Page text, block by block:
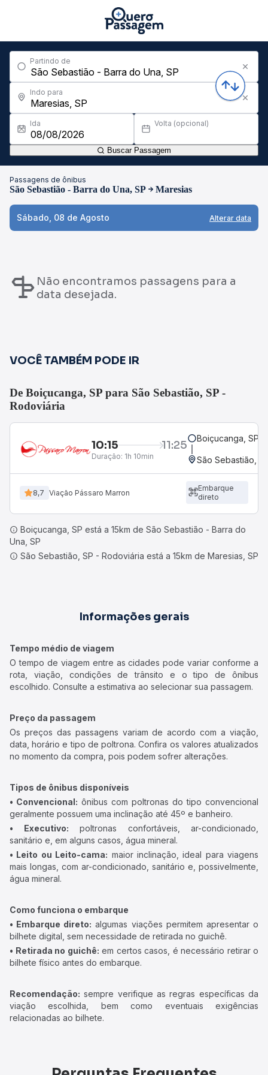
Partindo de
Indo para
Ida Volta (opcional)
Buscar Passagem
Passagens de ônibus
São Sebastião - Barra do Una, SP Maresias
Sábado, 08 de Agosto Alterar data
Não encontramos passagens para a
data desejada.
VOCÊ TAMBÉM PODE IR
De Boiçucanga, SP para São Sebastião, SP -
Rodoviária
10:15 11:25
Duração: 1h 10min
Boiçucanga, SP
São Sebastião,
8,7 Viação Pássaro Marron
Embarque
direto
Boiçucanga, SP está a 15km de São Sebastião - Barra do
Una, SP
São Sebastião, SP - Rodoviária está a 15km de Maresias, SP
Informações gerais
Tempo médio de viagem
O tempo de viagem entre as cidades pode variar conforme a
rota, viação, condições de trânsito e o tipo de ônibus
escolhido. Consulte a estimativa ao selecionar sua passagem.
Preço da passagem
Os preços das passagens variam de acordo com a viação,
data, horário e tipo de poltrona. Confira os valores atualizados
no momento da compra, pois podem sofrer alterações.
Tipos de ônibus disponíveis
• Convencional: ônibus com poltronas do tipo convencional
geralmente possuem uma inclinação até 45º e banheiro.
• Executivo: poltronas confortáveis, ar-condicionado,
sanitário e, em alguns casos, água mineral.
• Leito ou Leito-cama: maior inclinação, ideal para viagens
mais longas, com ar-condicionado, sanitário e, possivelmente,
água mineral.
Como funciona o embarque
• Embarque direto: algumas viações permitem apresentar o
bilhete digital, sem necessidade de retirada no guichê.
• Retirada no guichê: em certos casos, é necessário retirar o
bilhete físico antes do embarque.
Recomendação: sempre verifique as regras específicas da
viação escolhida, bem como eventuais exigências
relacionadas ao bilhete.